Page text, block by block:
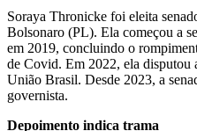
Soraya Thronicke foi eleita
Bolsonaro (PL). Ela começou a
em 2019, concluindo o
de Covid. Em 2022, ela disputou
União Brasil. Desde 2023, a
governista.
Depoimento indica trama